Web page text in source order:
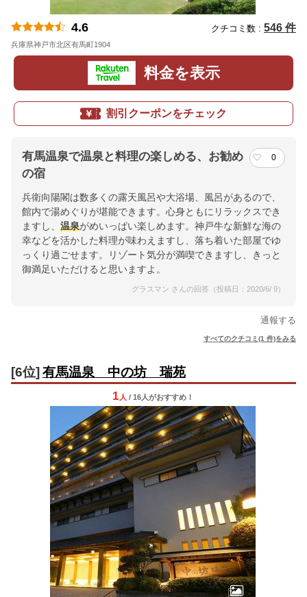
4.6 クチコミ数 : 546 件
兵庫県神戸市北区有馬町1904
料金を表示
割引クーポンをチェック
有馬温泉で温泉と料理の楽しめる、お勧め
の宿
0
兵衛向陽閣は数多くの露天風呂や大浴場、風呂があるので、
館内で湯めぐりが堪能できます。心身ともにリラックスでき
ますし、 温泉がめいっぱい楽しめます。神戸牛な新鮮な海の
幸などを活かした料理が味わえますし、落ち着いた部屋でゆ
っくり過ごせます。リゾート気分が満喫できますし、きっと
御満足いただけると思いますよ。
グラスマン さんの回答（投稿日：2020/6/ 9）
通報する
すべてのクチコミ(1 件)をみる
[6位] 有馬温泉 中の坊 瑞苑
1 人 / 16人がおすすめ！